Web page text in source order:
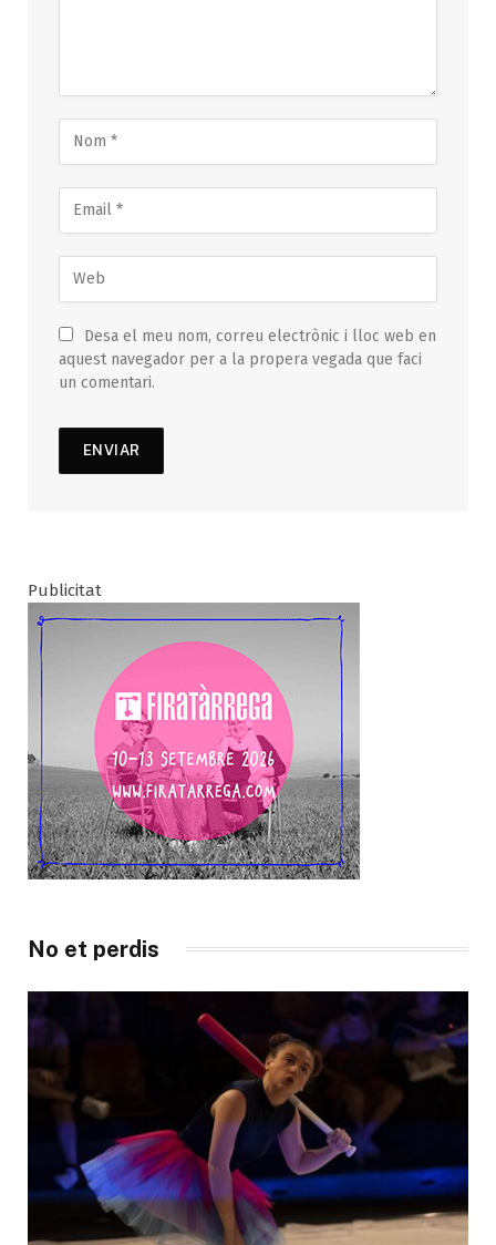
Desa el meu nom, correu electrònic i lloc web en
aquest navegador per a la propera vegada que faci
un comentari.
Publicitat
No et perdis